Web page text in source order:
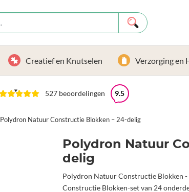
Creatief en Knutselen Verzorging en
527 beoordelingen 9.5
Polydron Natuur Constructie Blokken – 24-delig
Polydron Natuur
delig
Polydron Natuur Constructie Blokken
Constructie Blokken-set van 24